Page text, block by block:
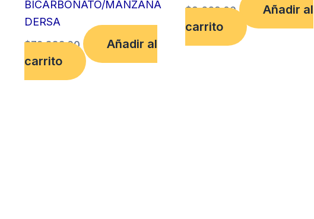
BICARBONATO/MANZANA
DERSA
$72,883.00
Añadir al
carrito
$9,669.00
Añadir al
carrito